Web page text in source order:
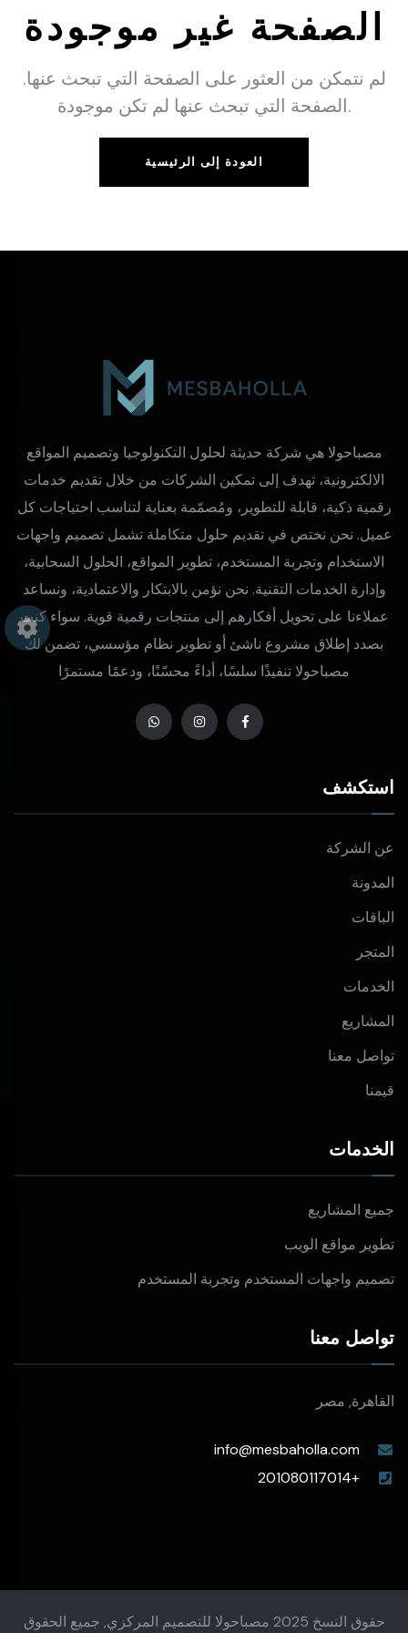
الصفحة غير موجودة
لم نتمكن من العثور على الصفحة التي تبحث عنها.
الصفحة التي تبحث عنها لم تكن موجودة.
العودة إلى الرئيسية
مصباحولا هي شركة حديثة لحلول التكنولوجيا وتصميم المواقع
الالكترونية، تهدف إلى تمكين الشركات من خلال تقديم خدمات
رقمية ذكية، قابلة للتطوير، ومُصمّمة بعناية لتناسب احتياجات كل
عميل. نحن نختص في تقديم حلول متكاملة تشمل تصميم واجهات
الاستخدام وتجربة المستخدم، تطوير المواقع، الحلول السحابية،
وإدارة الخدمات التقنية. نحن نؤمن بالابتكار والاعتمادية، ونساعد
عملاءنا على تحويل أفكارهم إلى منتجات رقمية قوية. سواء كنت
بصدد إطلاق مشروع ناشئ أو تطوير نظام مؤسسي، تضمن لك
مصباحولا تنفيذًا سلسًا، أداءً محسّنًا، ودعمًا مستمرًا
استكشف
عن الشركة
المدونة
الباقات
المتجر
الخدمات
المشاريع
تواصل معنا
قيمنا
الخدمات
جميع المشاريع
تطوير مواقع الويب
تصميم واجهات المستخدم وتجربة المستخدم
تواصل معنا
القاهرة, مصر
info@mesbaholla.com
+201080117014
حقوق النسخ 2025 مصباحولا للتصميم المركزي, جميع الحقوق